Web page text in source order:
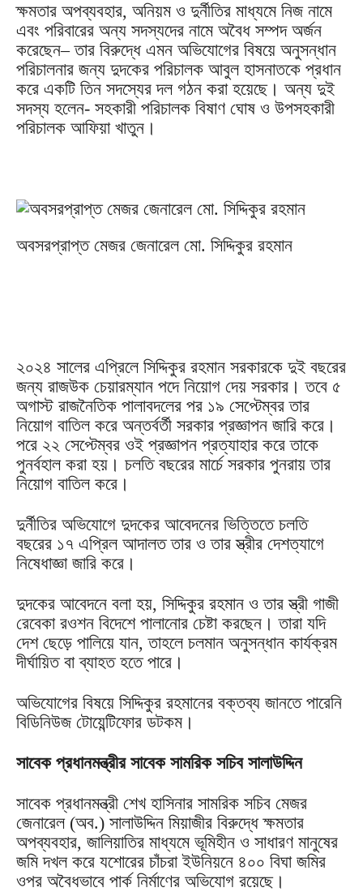
ক্ষমতার অপব্যবহার, অনিয়ম ও দুর্নীতির মাধ্যমে নিজ নামে
এবং পরিবারের অন্য সদস্যদের নামে অবৈধ সম্পদ অর্জন
করেছেন– তার বিরুদ্ধে এমন অভিযোগের বিষয়ে অনুসন্ধান
পরিচালনার জন্য দুদকের পরিচালক আবুল হাসনাতকে প্রধান
করে একটি তিন সদস্যের দল গঠন করা হয়েছে। অন্য দুই
সদস্য হলেন- সহকারী পরিচালক বিষাণ ঘোষ ও উপসহকারী
পরিচালক আফিয়া খাতুন।
অবসরপ্রাপ্ত মেজর জেনারেল মো. সিদ্দিকুর রহমান
২০২৪ সালের এপ্রিলে সিদ্দিকুর রহমান সরকারকে দুই বছরের
জন্য রাজউক চেয়ারম্যান পদে নিয়োগ দেয় সরকার। তবে ৫
অগাস্ট রাজনৈতিক পালাবদলের পর ১৯ সেপ্টেম্বর তার
নিয়োগ বাতিল করে অন্তর্বর্তী সরকার প্রজ্ঞাপন জারি করে।
পরে ২২ সেপ্টেম্বর ওই প্রজ্ঞাপন প্রত্যাহার করে তাকে
পুনর্বহাল করা হয়। চলতি বছরের মার্চে সরকার পুনরায় তার
নিয়োগ বাতিল করে।
দুর্নীতির অভিযোগে দুদকের আবেদনের ভিত্তিতে চলতি
বছরের ১৭ এপ্রিল আদালত তার ও তার স্ত্রীর দেশত্যাগে
নিষেধাজ্ঞা জারি করে।
দুদকের আবেদনে বলা হয়, সিদ্দিকুর রহমান ও তার স্ত্রী গাজী
রেবেকা রওশন বিদেশে পালানোর চেষ্টা করছেন। তারা যদি
দেশ ছেড়ে পালিয়ে যান, তাহলে চলমান অনুসন্ধান কার্যক্রম
দীর্ঘায়িত বা ব্যাহত হতে পারে।
অভিযোগের বিষয়ে সিদ্দিকুর রহমানের বক্তব্য জানতে পারেনি
বিডিনিউজ টোয়েন্টিফোর ডটকম।
সাবেক প্রধানমন্ত্রীর সাবেক সামরিক সচিব সালাউদ্দিন
সাবেক প্রধানমন্ত্রী শেখ হাসিনার সামরিক সচিব মেজর
জেনারেল (অব.) সালাউদ্দিন মিয়াজীর বিরুদ্ধে ক্ষমতার
অপব্যবহার, জালিয়াতির মাধ্যমে ভূমিহীন ও সাধারণ মানুষের
জমি দখল করে যশোরের চাঁচরা ইউনিয়নে ৪০০ বিঘা জমির
ওপর অবৈধভাবে পার্ক নির্মাণের অভিযোগ রয়েছে।